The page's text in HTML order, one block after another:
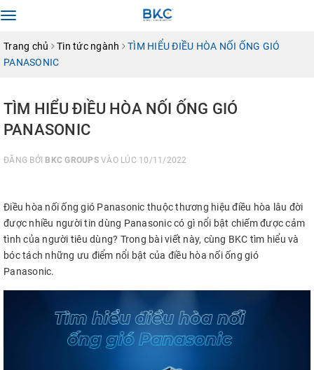
Toggle
Trang chủ
Tin tức ngành
TÌM HIỂU ĐIỀU HÒA NỐI ỐNG GIÓ
PANASONIC
TÌM HIỂU ĐIỀU HÒA NỐI ỐNG GIÓ
PANASONIC
ĐĂNG BỞI BKC GROUPSVÀO LÚC 10/11/2022
Điều hòa nối ống gió Panasonic thuộc thương hiệu điều hòa lâu đời
được nhiều người tin dùng Panasonic có gì nổi bật chiếm được cảm
tình của người tiêu dùng? Trong bài viết này, cùng BKC tìm hiểu và
bóc tách những ưu điểm nổi bật của điều hòa nối ống gió
Panasonic.